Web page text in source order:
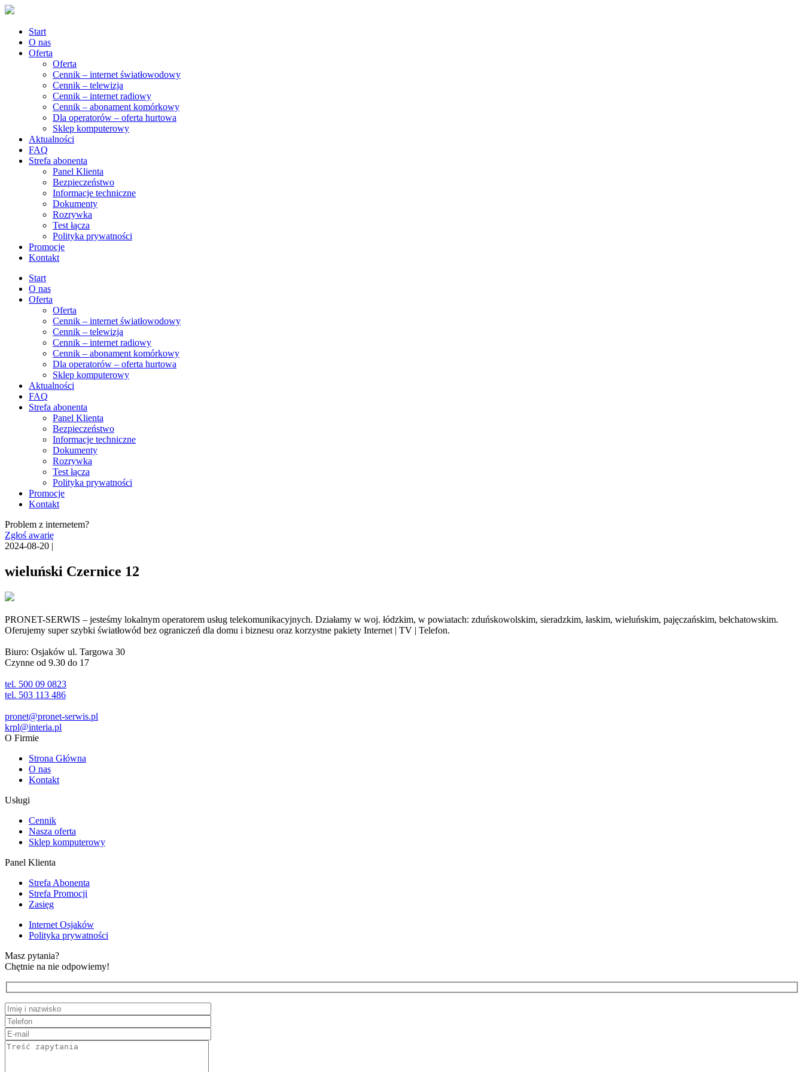
Start
O nas
Oferta
Oferta
Cennik – internet światłowodowy
Cennik – telewizja
Cennik – internet radiowy
Cennik – abonament komórkowy
Dla operatorów – oferta hurtowa
Sklep komputerowy
Aktualności
FAQ
Strefa abonenta
Panel Klienta
Bezpieczeństwo
Informacje techniczne
Dokumenty
Rozrywka
Test łącza
Polityka prywatności
Promocje
Kontakt
Start
O nas
Oferta
Oferta
Cennik – internet światłowodowy
Cennik – telewizja
Cennik – internet radiowy
Cennik – abonament komórkowy
Dla operatorów – oferta hurtowa
Sklep komputerowy
Aktualności
FAQ
Strefa abonenta
Panel Klienta
Bezpieczeństwo
Informacje techniczne
Dokumenty
Rozrywka
Test łącza
Polityka prywatności
Promocje
Kontakt
Problem z internetem?
Zgłoś awarię
2024-08-20 |
wieluński Czernice 12
PRONET-SERWIS – jesteśmy lokalnym operatorem usług telekomunikacyjnych. Działamy w woj. łódzkim, w powiatach: zduńskowolskim, sieradzkim, łaskim, wieluńskim, pajęczańskim, bełchatowskim.
Oferujemy super szybki światłowód bez ograniczeń dla domu i biznesu oraz korzystne pakiety Internet | TV | Telefon.
Biuro: Osjaków ul. Targowa 30
Czynne od 9.30 do 17
tel. 500 09 0823
tel. 503 113 486
pronet@pronet-serwis.pl
krpl@interia.pl
O Firmie
Strona Główna
O nas
Kontakt
Usługi
Cennik
Nasza oferta
Sklep komputerowy
Panel Klienta
Strefa Abonenta
Strefa Promocji
Zasięg
Internet Osjaków
Polityka prywatności
Masz pytania?
Chętnie na nie odpowiemy!